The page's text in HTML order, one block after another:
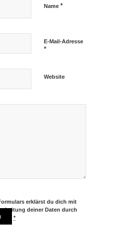
Name *
E-Mail-Adresse
*
Website
erklärst du dich mit
deiner Daten durch
*